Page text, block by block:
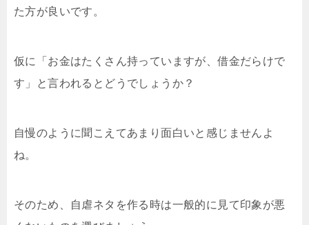
た方が良いです。
仮に「お金はたくさん持っていますが、借金だらけで
す」と言われるとどうでしょうか？
自慢のように聞こえてあまり面白いと感じませんよ
ね。
そのため、自虐ネタを作る時は一般的に見て印象が悪